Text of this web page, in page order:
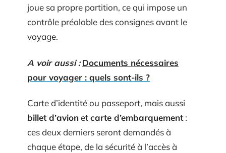
joue sa propre partition, ce qui impose un
contrôle préalable des consignes avant le
voyage.
A voir aussi : Documents nécessaires
pour voyager : quels sont-ils ?
Carte d’identité ou passeport, mais aussi
billet d’avionetcarte d’embarquement:
ces deux derniers seront demandés à
chaque étape, de la sécurité à l’accès à